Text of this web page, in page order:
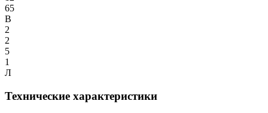
65
В
2
2
5
1
Л
Технические характеристики